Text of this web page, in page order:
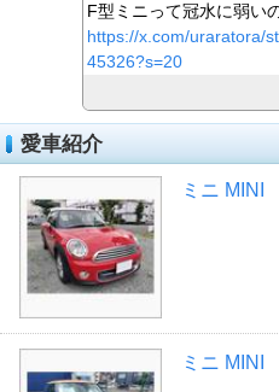
F型ミニって冠水に弱いの
https://x.com/uraratora/
45326?s=20
愛車紹介
ミニ MINI
ミニ MINI